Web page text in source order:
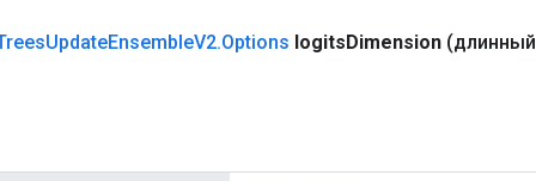
UpdateEnsembleV2.Options logitsDimension